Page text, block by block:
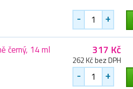
- +
černý, 14 ml 317 Kč
262 Kč bez DPH
- +